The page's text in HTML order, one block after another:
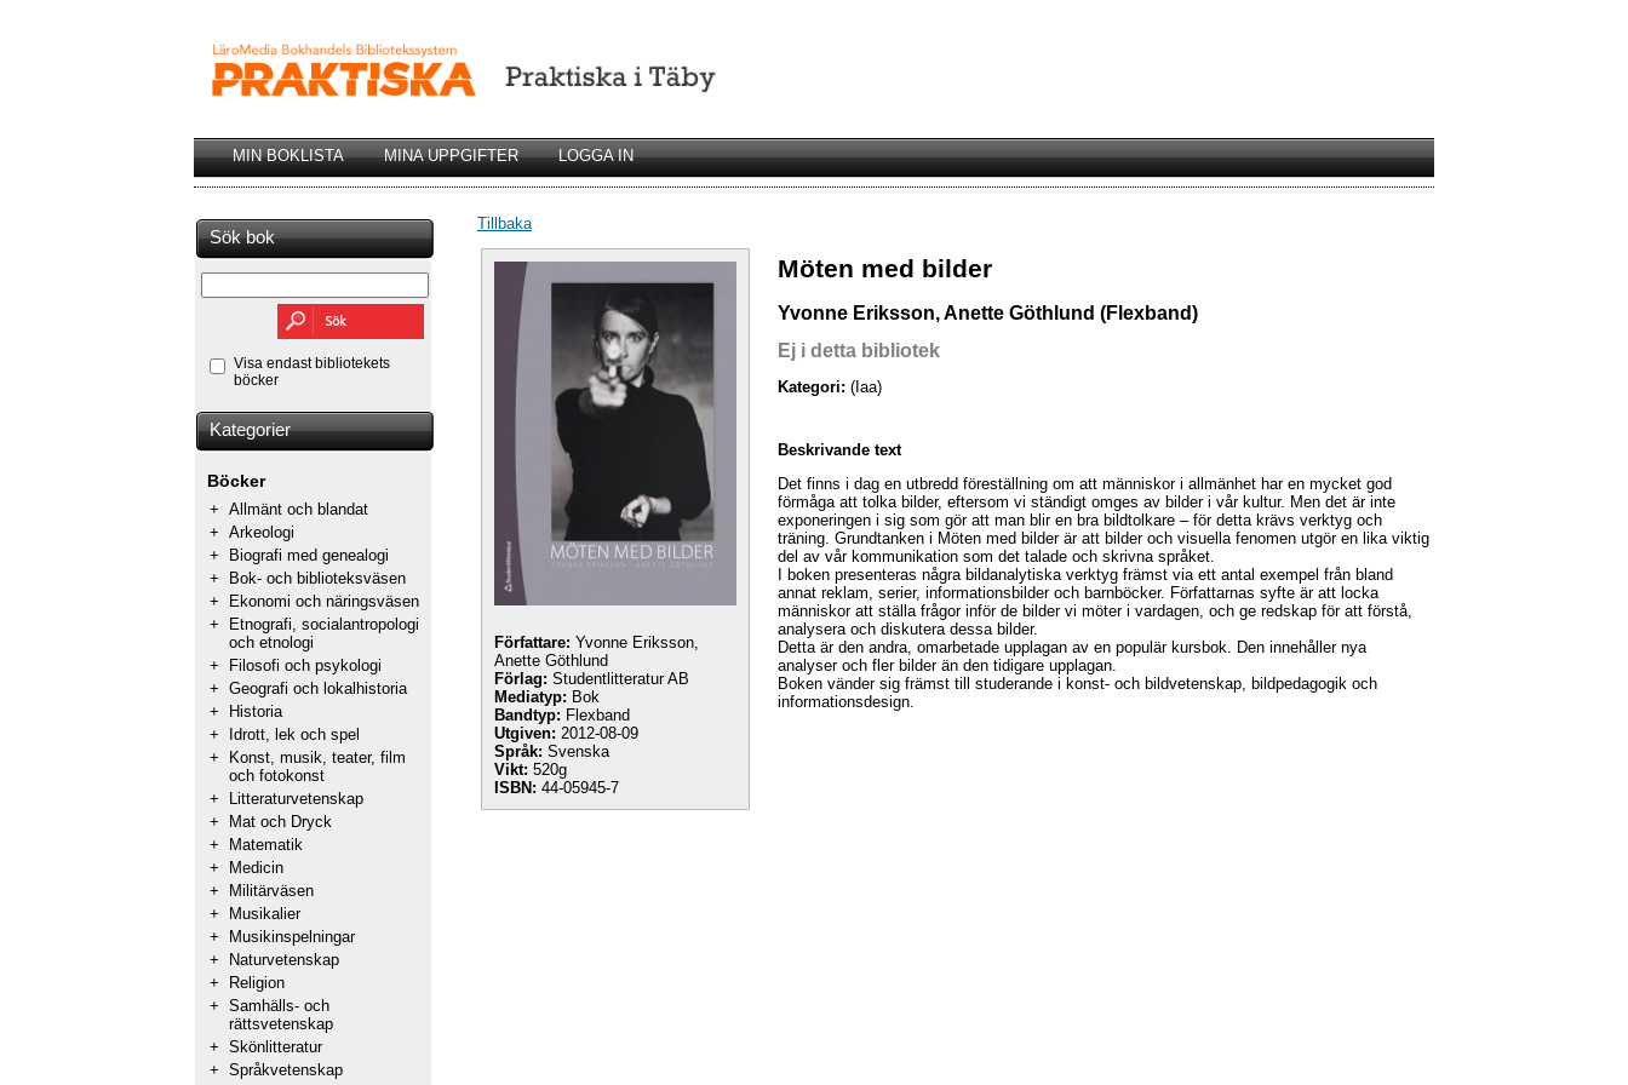
MIN BOKLISTA MINA UPPGIFTER LOGGA IN
Sök bok
Visa endast bibliotekets
böcker
Kategorier
Böcker
+ Allmänt och blandat
+ Arkeologi
+
Biografi med genealogi
+
Bok- och biblioteksväsen
+
Ekonomi och näringsväsen
+
Etnografi, socialantropologi
och etnologi
+
Filosofi och psykologi
+ Geografi och lokalhistoria
+
Historia
+
Idrott, lek och spel
+
Konst, musik, teater, film
och fotokonst
+
Litteraturvetenskap
+
Mat och Dryck
+
Matematik
+
Medicin
+
Militärväsen
+
Musikalier
+
Musikinspelningar
+
Naturvetenskap
+
Religion
+ Samhälls- och
rättsvetenskap
+ Skönlitteratur
+ Språkvetenskap
Tillbaka
Författare: Yvonne Eriksson,
Anette Göthlund
Förlag: Studentlitteratur AB
Mediatyp: Bok
Bandtyp: Flexband
Utgiven: 2012-08-09
Språk: Svenska
Vikt: 520g
ISBN: 44-05945-7
Möten med bilder
Yvonne Eriksson, Anette Göthlund (Flexband)
Ej i detta bibliotek
Kategori: (Iaa)
Beskrivande text
Det finns i dag en utbredd föreställning om att människor i allmänhet har en mycket god
förmåga att tolka bilder, eftersom vi ständigt omges av bilder i vår kultur. Men det är inte
exponeringen i sig som gör att man blir en bra bildtolkare – för detta krävs verktyg och
träning. Grundtanken i Möten med bilder är att bilder och visuella fenomen utgör en lika viktig
del av vår kommunikation som det talade och skrivna språket.
I boken presenteras några bildanalytiska verktyg främst via ett antal exempel från bland
annat reklam, serier, informationsbilder och barnböcker. Författarnas syfte är att locka
människor att ställa frågor inför de bilder vi möter i vardagen, och ge redskap för att förstå,
analysera och diskutera dessa bilder.
Detta är den andra, omarbetade upplagan av en populär kursbok. Den innehåller nya
analyser och fler bilder än den tidigare upplagan.
Boken vänder sig främst till studerande i konst- och bildvetenskap, bildpedagogik och
informationsdesign.